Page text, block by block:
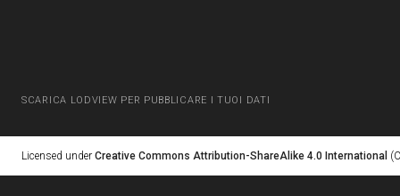
SCARICA LODVIEW PER PUBBLICARE I TUOI DATI
Licensed under Creative Commons Attribution-ShareAlike 4.0 International